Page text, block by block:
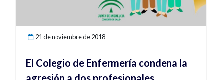
21 de noviembre de 2018
El Colegio de Enfermería condena la
agresión a dos profesionales